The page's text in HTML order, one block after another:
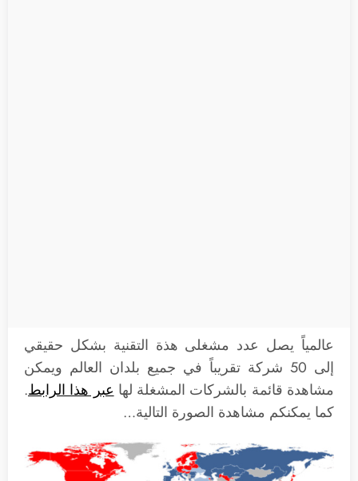
عالمياً يصل عدد مشغلى هذة التقنية بشكل حقيقي
إلى 50 شركة تقريباً في جميع بلدان العالم ويمكن
مشاهدة قائمة بالشركات المشغلة لها عبر هذا الرابط.
كما يمكنكم مشاهدة الصورة التالية…